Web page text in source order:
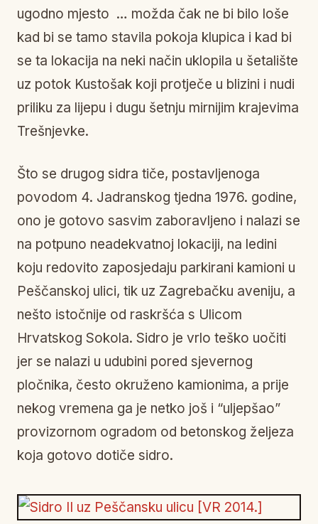
ugodno mjesto … možda čak ne bi bilo loše
kad bi se tamo stavila pokoja klupica i kad bi
se ta lokacija na neki način uklopila u šetalište
uz potok Kustošak koji protječe u blizini i nudi
priliku za lijepu i dugu šetnju mirnijim krajevima
Trešnjevke.
Što se drugog sidra tiče, postavljenoga
povodom 4. Jadranskog tjedna 1976. godine,
ono je gotovo sasvim zaboravljeno i nalazi se
na potpuno neadekvatnoj lokaciji, na ledini
koju redovito zaposjedaju parkirani kamioni u
Peščanskoj ulici, tik uz Zagrebačku aveniju, a
nešto istočnije od raskršća s Ulicom
Hrvatskog Sokola. Sidro je vrlo teško uočiti
jer se nalazi u udubini pored sjevernog
pločnika, često okruženo kamionima, a prije
nekog vremena ga je netko još i “uljepšao”
provizornom ogradom od betonskog željeza
koja gotovo dotiče sidro.